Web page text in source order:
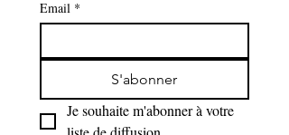
Email *
S'abonner
Je souhaite m'abonner à votre